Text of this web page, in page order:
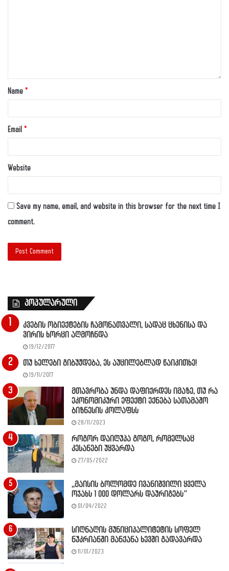
Name *
Email *
Website
Save my name, email, and website in this browser for the next time I
comment.
პოპულარული
კვების ობიექტების ჩამონათვალი, სადაც ცხენისა და
ვირის ხორცი აღმოჩნდა
19/12/2017
თუ ხელები გიბუჟდება, ეს აუცილებლად წაიკითხე!
19/11/2017
მთავრობა უნდა დაფიქრდეს იმაზე, თუ რა
ეკონომიკური ეფექტი ექნება სათამაშო
ბიზნესის კოლაფსს
28/11/2023
როგორ დაიღუპა გოგო, რომელსაც
კესანები უყვარდა
27/05/2022
,,მაისის ბოლომდე ივანიშვილი ყველა
ოჯახს 1 000 დოლარს დაურიგებს”
01/04/2022
სიღნაღის მუნიციპალიტეტის სოფელ
ნუკრიანში მანქანა ხევში გადავარდა
11/01/2023